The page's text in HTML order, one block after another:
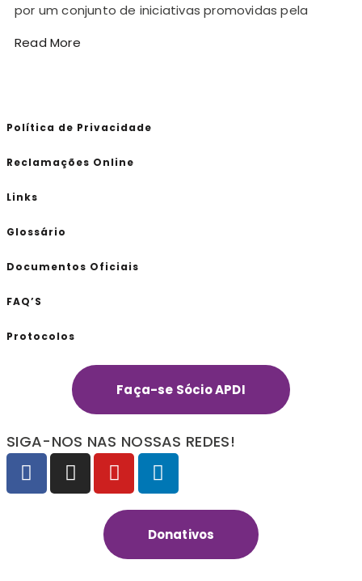
por um conjunto de iniciativas promovidas pela
Read More
Política de Privacidade
Reclamações Online
Links
Glossário
Documentos Oficiais
FAQ’S
Protocolos
Faça-se Sócio APDI
SIGA-NOS NAS NOSSAS REDES!
Donativos